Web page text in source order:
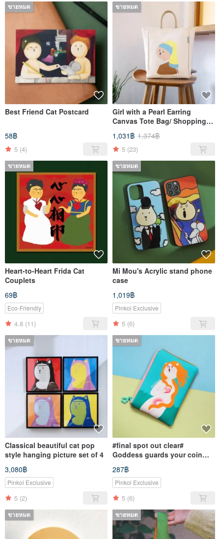
ขายหมด
Best Friend Cat Postcard
58฿
5 (4)
ขายหมด
Girl with a Pearl Earring
Canvas Tote Bag/ Shopping
1,031฿ 1,374฿
5 (23)
ขายหมด
Heart-to-Heart Frida Cat
Couplets
69฿
Eco-Friendly
4.8 (11)
ขายหมด
Mi Mou's Acrylic stand phone
case
1,019฿
Pinkoi Exclusive
5 (6)
ขายหมด
Classical beautiful cat pop
style hanging picture set of 4
3,080฿
Pinkoi Exclusive
5 (2)
ขายหมด
#final spot out clear#
Goddess guards your coin
purse
287฿
Pinkoi Exclusive
5 (6)
ขายหมด ขายหมด